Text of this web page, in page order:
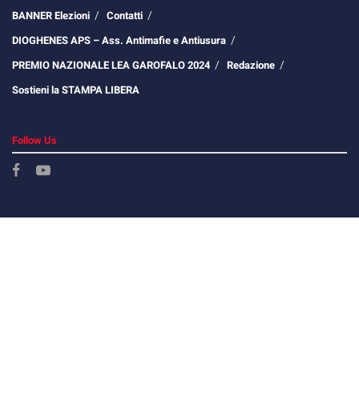
BANNER Elezioni
Contatti
DIOGHENES APS – Ass. Antimafie e Antiusura
PREMIO NAZIONALE LEA GAROFALO 2024
Redazione
Sostieni la STAMPA LIBERA
Follow Us